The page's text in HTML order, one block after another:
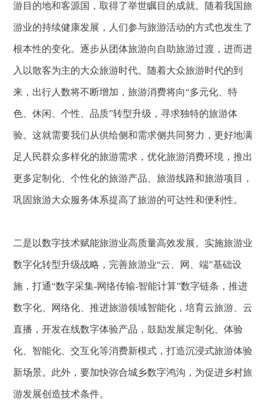
游目的地和客源国，取得了举世瞩目的成就。随着我国旅
游业的持续健康发展，人们参与旅游活动的方式也发生了
根本性的变化。逐步从团体旅游向自助旅游过渡，进而进
入以散客为主的大众旅游时代。随着大众旅游时代的到
来，出行人数将不断增加，旅游消费将向“多元化、特
色、休闲、个性、品质”转型升级，寻求独特的旅游体
验。这就需要我们从供给侧和需求侧共同努力，更好地满
足人民群众多样化的旅游需求，优化旅游消费环境，推出
更多定制化、个性化的旅游产品、旅游线路和旅游项目，
巩固旅游大众服务体系提高了旅游的可达性和便利性。
二是以数字技术赋能旅游业高质量高效发展。实施旅游业
数字化转型升级战略，完善旅游业“云、网、端”基础设
施，打通“数字采集-网络传输-智能计算”数字链条，推进
数字化、网络化、推进旅游领域智能化，培育云旅游、云
直播，开发在线数字体验产品，鼓励发展定制化、体验
化、智能化、交互化等消费新模式，打造沉浸式旅游体验
新场景。此外，要加快弥合城乡数字鸿沟，为促进乡村旅
游发展创造技术条件。